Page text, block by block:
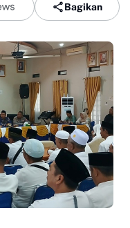
Bagikan